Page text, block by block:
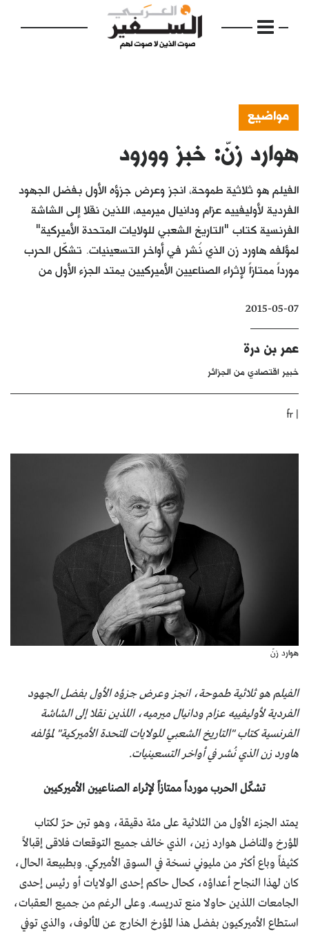
الرئيسية
إفتتاحية
فكرة
دفاتر
كتّابنا
الأرشيف
مواضيع
هوارد زنّ: خبز وورود
الفيلم هو ثلاثية طموحة، انجز وعرض جزؤه الأول بفضل الجهود
الفردية لأوليفييه عزام ودانيال ميرميه، اللذين نقلا إلى الشاشة
الفرنسية كتاب "التاريخ الشعبي للولايات المتحدة الأميركية"
لمؤلفه هاورد زن الذي نُشر في أواخر التسعينيات. تشكّل الحرب
مورداً ممتازاً لإثراء الصناعيين الأميركيين يمتد الجزء الأول من
2015-05-07
عمر بن درة
خبير اقتصادي من الجزائر
|
fr
هوارد زنّ
الفيلم هو ثلاثية طموحة، انجز وعرض جزؤه الأول بفضل الجهود
الفردية لأوليفييه عزام ودانيال ميرميه، اللذين نقلا إلى الشاشة
الفرنسية كتاب "التاريخ الشعبي للولايات المتحدة الأميركية" لمؤلفه
هاورد زن الذي نُشر في أواخر التسعينيات.
تشكّل الحرب مورداً ممتازاً لإثراء الصناعيين الأميركيين
يمتد الجزء الأول من الثلاثية على مئة دقيقة، وهو تبن حرّ لكتاب
المؤرخ والمناضل هوارد زين، الذي خالف جميع التوقعات فلاقى إقبالاً
كثيفاً وباع أكثر من مليوني نسخة في السوق الأميركي. وبطبيعة الحال،
كان لهذا النجاح أعداؤه، كحال حاكم إحدى الولايات أو رئيس إحدى
الجامعات اللذين حاولا منع تدريسه. وعلى الرغم من جميع العقبات،
استطاع الأميركيون بفضل هذا المؤرخ الخارج عن المألوف، والذي توفي